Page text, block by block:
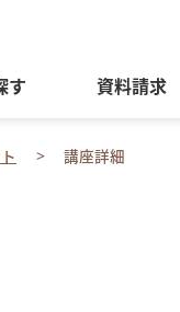
す 資料請求
講座詳細